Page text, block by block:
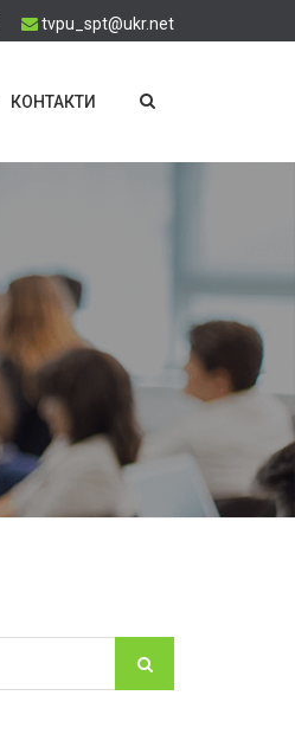
tvpu_spt@ukr.net
КОНТАКТИ